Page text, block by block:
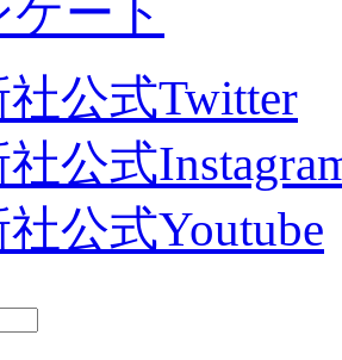
ート
公式Twitter
公式
公式Youtube